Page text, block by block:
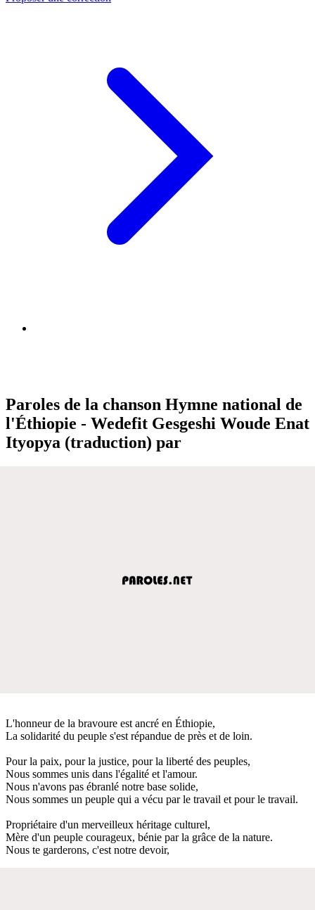
Paroles de la chanson Hymne national de
l'Éthiopie - Wedefit Gesgeshi Woude Enat
Ityopya (traduction) par
L'honneur de la bravoure est ancré en Éthiopie,
La solidarité du peuple s'est répandue de près et de loin.
Pour la paix, pour la justice, pour la liberté des peuples,
Nous sommes unis dans l'égalité et l'amour.
Nous n'avons pas ébranlé notre base solide,
Nous sommes un peuple qui a vécu par le travail et pour le travail.
Propriétaire d'un merveilleux héritage culturel,
Mère d'un peuple courageux, bénie par la grâce de la nature.
Nous te garderons, c'est notre devoir,